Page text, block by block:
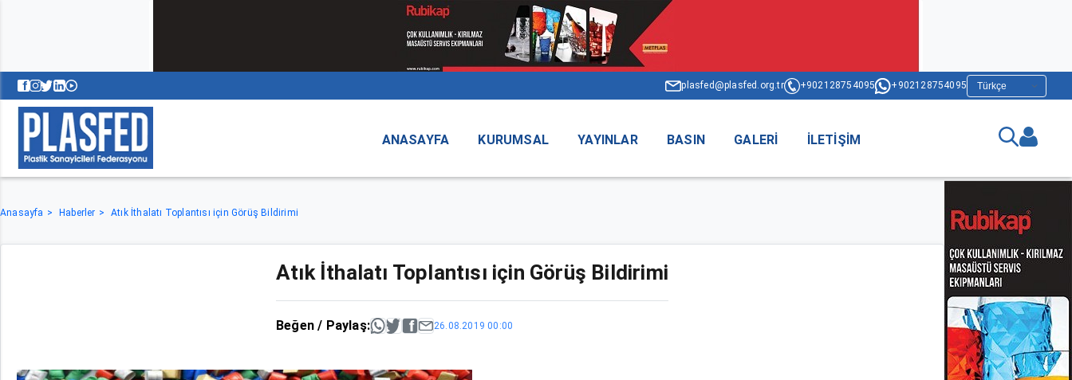
plasfed@plasfed.org.tr +902128754095 +902128754095
ANASAYFA KURUMSAL YAYINLAR BASIN GALERI İLETIŞIM
Anasayfa Haberler Atık İthalatı Toplantısı için Görüş Bildirimi
Atık İthalatı Toplantısı için Görüş Bildirimi
Beğen / Paylaş: 26.08.2019 00:00